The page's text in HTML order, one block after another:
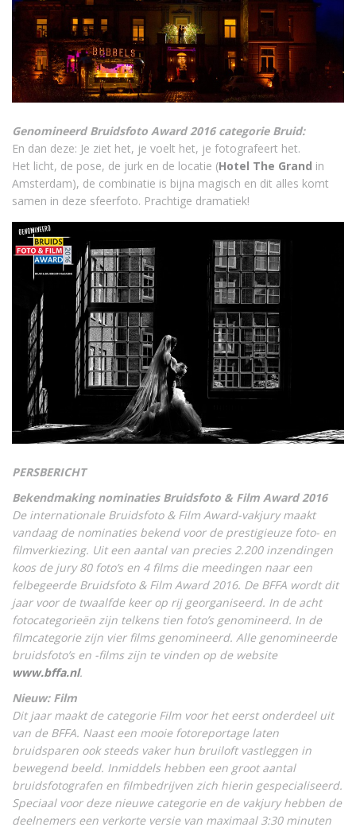
Genomineerd Bruidsfoto Award 2016 categorie Bruid:
En dan deze: Je ziet het, je voelt het, je fotografeert het.
Het licht, de pose, de jurk en de locatie (Hotel The Grand in
Amsterdam), de combinatie is bijna magisch en dit alles komt
samen in deze sfeerfoto. Prachtige dramatiek!
PERSBERICHT
Bekendmaking nominaties Bruidsfoto & Film Award 2016
De internationale Bruidsfoto & Film Award-vakjury maakt
vandaag de nominaties bekend voor de prestigieuze foto- en
filmverkiezing. Uit een aantal van precies 2.200 inzendingen
koos de jury 80 foto’s en 4 films die meedingen naar een
felbegeerde Bruidsfoto & Film Award 2016. De BFFA wordt dit
jaar voor de twaalfde keer op rij georganiseerd. In de acht
fotocategorieën zijn telkens tien foto’s genomineerd. In de
filmcategorie zijn vier films genomineerd. Alle genomineerde
bruidsfoto’s en -films zijn te vinden op de website
www.bffa.nl.
Nieuw: Film
Dit jaar maakt de categorie Film voor het eerst onderdeel uit
van de BFFA. Naast een mooie fotoreportage laten
bruidsparen ook steeds vaker hun bruiloft vastleggen in
bewegend beeld. Inmiddels hebben een groot aantal
bruidsfotografen en filmbedrijven zich hierin gespecialiseerd.
Speciaal voor deze nieuwe categorie en de vakjury hebben de
deelnemers een verkorte versie van maximaal 3:30 minuten